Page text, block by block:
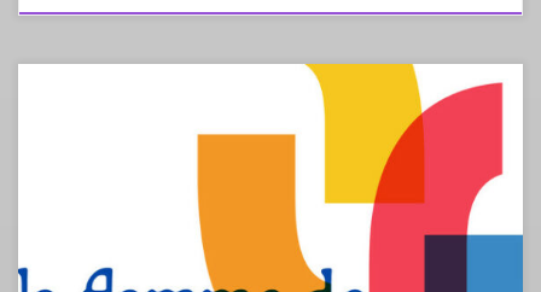
Des élèves de quatrième du collège de Bouéni, accompagnés par leur
professeur d’arts plastiques Benoît Leban, remportent la mention
spéciale du jury dans le cadre du concours « La Flamme de l’égalité ».
Les élèves ont imaginé et mis en récit un conte mahorais « Condro ya
Salama vanu », ancré à l’époque du […]